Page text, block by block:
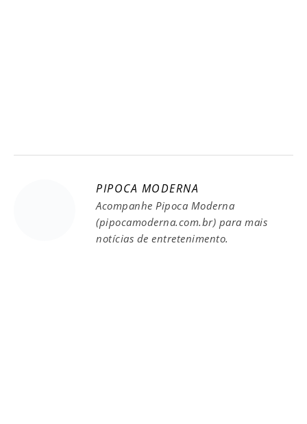
PIPOCA MODERNA
Acompanhe Pipoca Moderna
(pipocamoderna.com.br) para mais
notícias de entretenimento.